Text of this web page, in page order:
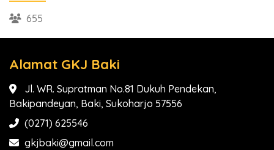
655
Alamat GKJ Baki
Jl. WR. Supratman No.81 Dukuh Pendekan,
Bakipandeyan, Baki, Sukoharjo 57556
(0271) 625546
gkjbaki@gmail.com